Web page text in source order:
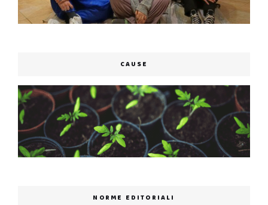
CAUSE
NORME EDITORIALI